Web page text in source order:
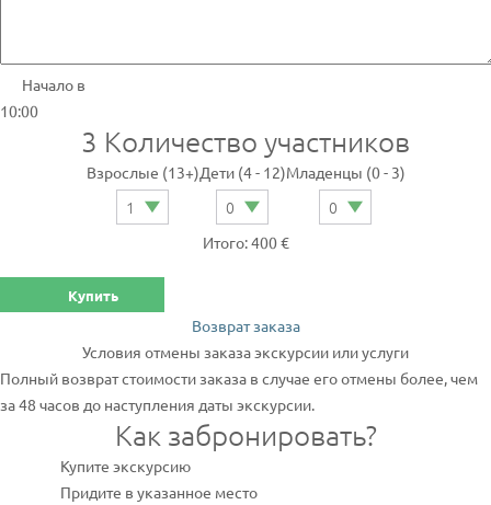
Начало в
10:00
3 Количество участников
Взрослые (13+)Дети (4 - 12)Младенцы (0 - 3)
Итого: 400 €
Купить
Возврат заказа
Условия отмены заказа экскурсии или услуги
Полный возврат стоимости заказа в случае его отмены более, чем
за 48 часов до наступления даты экскурсии.
Как забронировать?
Купите экскурсию
Придите в указанное место